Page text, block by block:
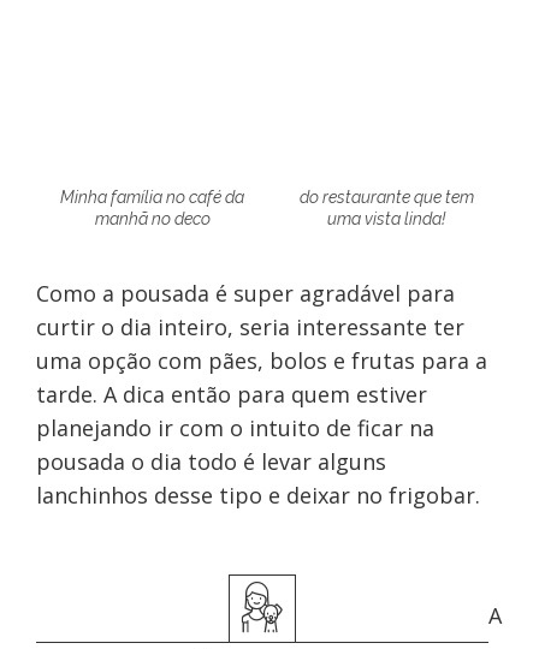
Minha família no café da
manhã no deco
do restaurante que tem
uma vista linda!
Como a pousada é super agradável para
curtir o dia inteiro, seria interessante ter
uma opção com pães, bolos e frutas para a
tarde. A dica então para quem estiver
planejando ir com o intuito de ficar na
pousada o dia todo é levar alguns
lanchinhos desse tipo e deixar no frigobar.
A